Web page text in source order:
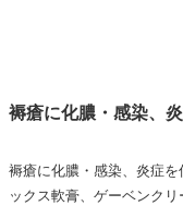
褥瘡に化膿・感染、
褥瘡に化膿・感染、炎症を
ックス軟膏、ゲーベンク